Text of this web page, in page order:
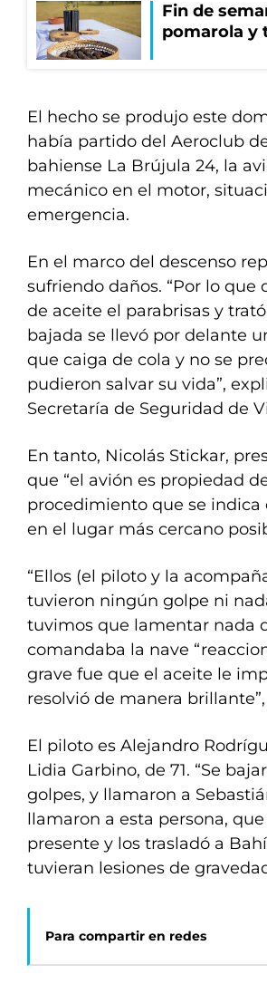
Fin de
pomarola y
El hecho se produjo este
había partido del Aeroclub
bahiense La Brújula 24, la
mecánico en el motor,
emergencia.
En el marco del descenso
sufriendo daños. “Por lo
de aceite el parabrisas y
bajada se llevó por delante
que caiga de cola y no se
pudieron salvar su vida”,
Secretaría de Seguridad de
En tanto, Nicolás Stickar,
que “el avión es propiedad
procedimiento que se indica
en el lugar más cercano
“Ellos (el piloto y la
tuvieron ningún golpe ni
tuvimos que lamentar nada
comandaba la nave
grave fue que el aceite le
resolvió de manera
El piloto es Alejandro
Lidia Garbino, de 71. “Se
golpes, y llamaron a
llamaron a esta persona,
presente y los trasladó a
tuvieran lesiones de
Para compartir en redes